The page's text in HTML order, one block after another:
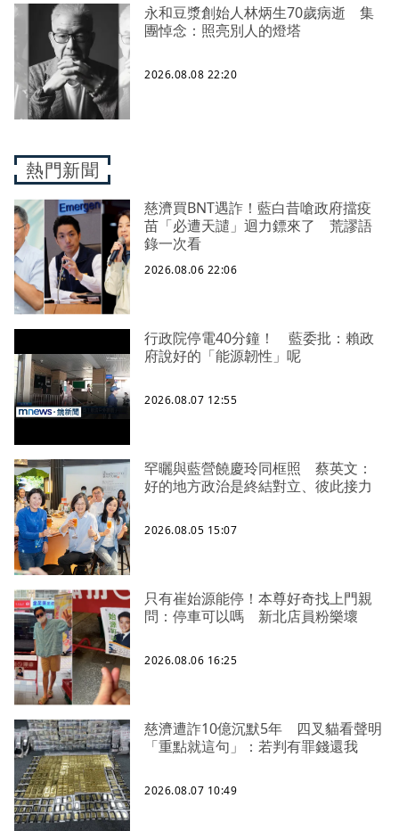
永和豆漿創始人林炳生70歲病逝 集
團悼念：照亮別人的燈塔
2026.08.08 22:20
熱門新聞
慈濟買BNT遇詐！藍白昔嗆政府擋疫
苗「必遭天譴」迴力鏢來了 荒謬語
錄一次看
2026.08.06 22:06
行政院停電40分鐘！ 藍委批：賴政
府說好的「能源韌性」呢
2026.08.07 12:55
罕曬與藍營饒慶玲同框照 蔡英文：
好的地方政治是終結對立、彼此接力
2026.08.05 15:07
只有崔始源能停！本尊好奇找上門親
問：停車可以嗎 新北店員粉樂壞
2026.08.06 16:25
慈濟遭詐10億沉默5年 四叉貓看聲明
「重點就這句」：若判有罪錢還我
2026.08.07 10:49